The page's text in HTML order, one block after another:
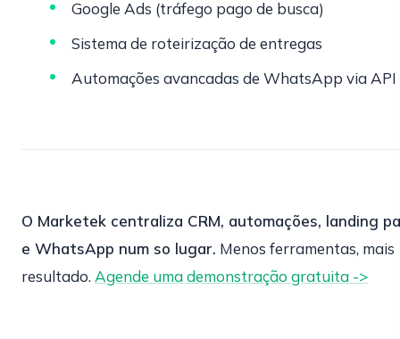
Google Ads (tráfego pago de busca)
Sistema de roteirização de entregas
Automações avancadas de WhatsApp via API
O Marketek centraliza CRM, automações, landing
e WhatsApp num so lugar. Menos ferramentas, mais
resultado. Agende uma demonstração gratuita ->